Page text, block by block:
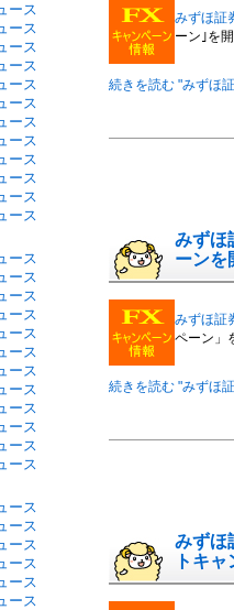
ース
ース
ース
ース
ース
ース
ース
ース
ース
ース
ース
ース
ース
ース
ース
ース
ース
ース
ース
ース
ース
ース
ース
ース
ース
ース
ース
ース
ース
ース
みずほ証
ーン｣を
続きを読む "みずほ
みずほ
ーンを
みずほ証
ペーン」
続きを読む "みずほ
みずほ
トキ